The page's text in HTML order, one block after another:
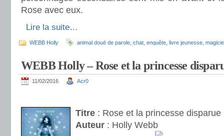
Rose avec eux.
Lire la suite…
WEBB Holly animal doué de parole chat enquête livre jeunesse
WEBB Holly – Rose et la princesse
11/02/2016 Acr0
Titre : Rose et la princesse
Auteur : Holly Webb